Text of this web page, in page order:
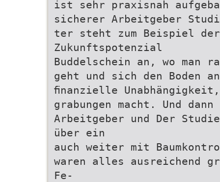
ist sehr praxisnah
sicherer Arbeitgeber
ter steht zum Beispiel
Zukunftspotenzial
Buddelschein an, wo man
geht und sich den Boden
ﬁnanzielle
grabungen macht. Und
Arbeitgeber und Der
über ein
auch weiter mit
waren alles ausreichend
Fe-